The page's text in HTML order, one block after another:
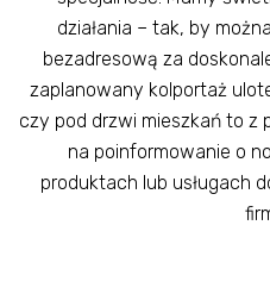
działania – tak, by
bezadresową za
zaplanowany kolportaż
czy pod drzwi mieszkań to z
na poinformowanie o
produktach lub usługach